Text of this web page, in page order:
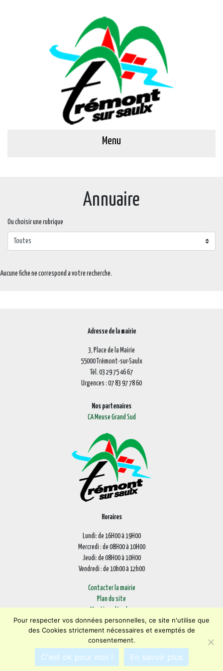
Menu
Annuaire
Ou choisir une rubrique
Aucune fiche ne correspond a votre recherche.
Adresse de la mairie
3, Place de la Mairie
55000 Trémont-sur-Saulx
Tél. 03 29 75 46 67
Urgences : 07 83 97 78 60
Nos partenaires
CA Meuse Grand Sud
Horaires
Lundi: de 16H00 à 19H00
Mercredi : de 08H00 à 10H00
Jeudi: de 08H00 à 10H00
Vendredi : de 10h00 à 12h00
Contacter la mairie
Plan du site
Mentions légales
Confidentialité
Accessibilité (en cours)
Encore un site Commu'net !
Pour respecter vos données personnelles, ce site n'utilise que
des Cookies strictement nécessaires et exemptés de
consentement.
C'est ok pour moi ! En savoir plus